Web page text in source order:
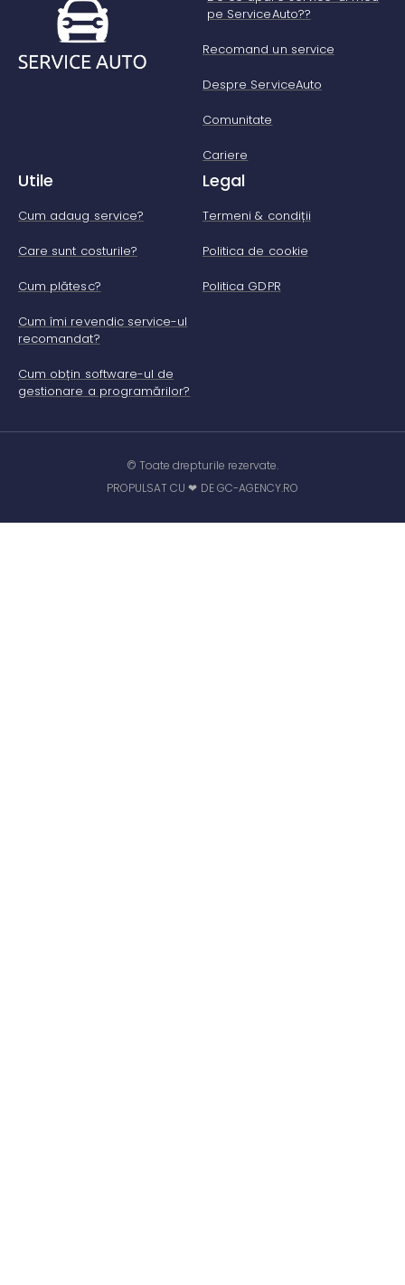
pe ServiceAuto??
Recomand un service
Despre ServiceAuto
Comunitate
Cariere
Utile
Cum adaug service?
Care sunt costurile?
Cum plătesc?
Cum îmi revendic service-ul
recomandat?
Cum obțin software-ul de
gestionare a programărilor?
Legal
Termeni & condiții
Politica de cookie
Politica GDPR
© Toate drepturile rezervate.
PROPULSAT CU ❤ DE GC-AGENCY.RO